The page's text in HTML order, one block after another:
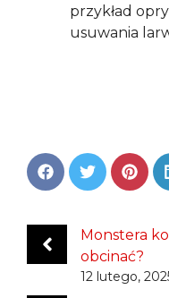
przykład
usuwania
Share
on
Share
on
on
Monstera
obcinać?
12 lutego,